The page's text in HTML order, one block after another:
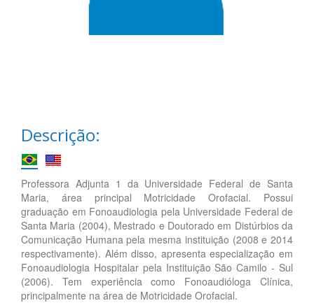
Descrição:
Professora Adjunta 1 da Universidade Federal de Santa
Maria, área principal Motricidade Orofacial. Possui
graduação em Fonoaudiologia pela Universidade Federal de
Santa Maria (2004), Mestrado e Doutorado em Distúrbios da
Comunicação Humana pela mesma instituição (2008 e 2014
respectivamente). Além disso, apresenta especialização em
Fonoaudiologia Hospitalar pela Instituição São Camilo - Sul
(2006). Tem experiência como Fonoaudióloga Clínica,
principalmente na área de Motricidade Orofacial.